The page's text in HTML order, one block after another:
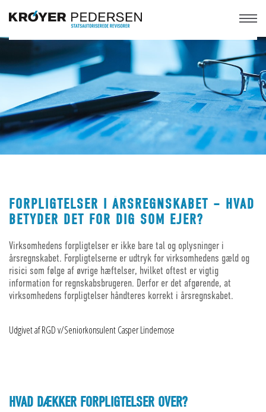
FORPLIGTELSER I ÅRSREGNSKABET – HVAD
BETYDER DET FOR DIG SOM EJER?
Virksomhedens forpligtelser er ikke bare tal og oplysninger i
årsregnskabet. Forpligtelserne er udtryk for virksomhedens gæld og
risici som følge af øvrige hæftelser, hvilket oftest er vigtig
information for regnskabsbrugeren. Derfor er det afgørende, at
virksomhedens forpligtelser håndteres korrekt i årsregnskabet.
Udgivet af RGD v/Seniorkonsulent Casper Lindemose
HVAD DÆKKER FORPLIGTELSER OVER?